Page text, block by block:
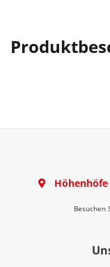
Besuchen